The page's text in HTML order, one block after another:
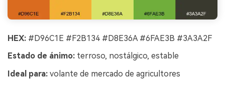
HEX: #D96C1E #F2B134 #D8E36A #6FAE3B #3A3A2F
Estado de ánimo: terroso, nostálgico, estable
Ideal para: volante de mercado de agricultores